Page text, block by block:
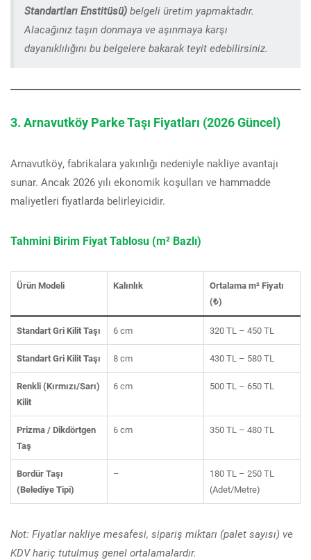
Standartları Enstitüsü) belgeli üretim yapmaktadır.
Alacağınız taşın donmaya ve aşınmaya karşı
dayanıklılığını bu belgelere bakarak teyit edebilirsiniz.
3. Arnavutköy Parke Taşı Fiyatları (2026 Güncel)
Arnavutköy, fabrikalara yakınlığı nedeniyle nakliye avantajı
sunar. Ancak 2026 yılı ekonomik koşulları ve hammadde
maliyetleri fiyatlarda belirleyicidir.
Tahmini Birim Fiyat Tablosu (m² Bazlı)
Ürün Modeli Kalınlık
Ortalama m² Fiyatı
(₺)
Standart Gri Kilit Taşı 6 cm 320 TL – 450 TL
Standart Gri Kilit Taşı 8 cm 430 TL – 580 TL
Renkli (Kırmızı/Sarı)
Kilit
6 cm 500 TL – 650 TL
Prizma / Dikdörtgen
Taş
6 cm 350 TL – 480 TL
Bordür Taşı
(Belediye Tipi)
–
180 TL – 250 TL
(Adet/Metre)
Not: Fiyatlar nakliye mesafesi, sipariş miktarı (palet sayısı) ve
KDV hariç tutulmuş genel ortalamalardır.